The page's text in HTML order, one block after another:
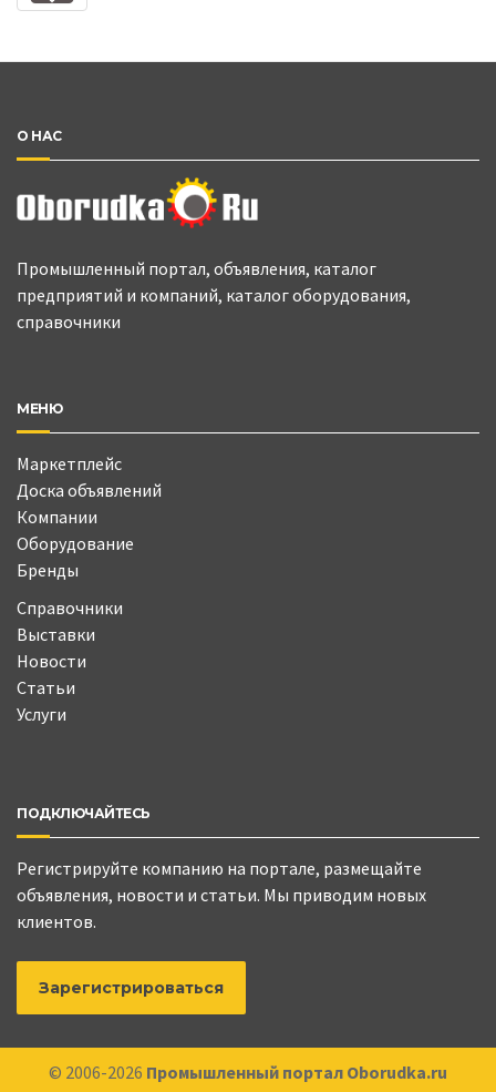
О НАС
Промышленный портал, объявления, каталог
предприятий и компаний, каталог оборудования,
справочники
МЕНЮ
Маркетплейс
Доска объявлений
Компании
Оборудование
Бренды
Справочники
Выставки
Новости
Статьи
Услуги
ПОДКЛЮЧАЙТЕСЬ
Регистрируйте компанию на портале, размещайте
объявления, новости и статьи. Мы приводим новых
клиентов.
Зарегистрироваться
© 2006-2026 Промышленный портал Oborudka.ru